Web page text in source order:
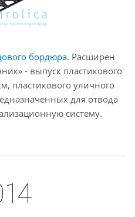
бордюра. Расширен
- выпуск пластикового
пластикового уличного
для отвода
систему.